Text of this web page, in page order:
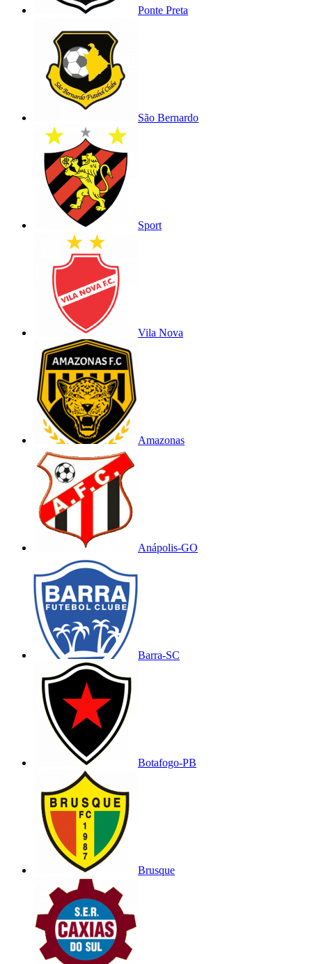
Ponte Preta
São Bernardo
Sport
Vila Nova
Amazonas
Anápolis-GO
Barra-SC
Botafogo-PB
Brusque